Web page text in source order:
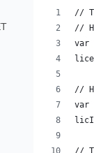
//
//
var
//
var
//